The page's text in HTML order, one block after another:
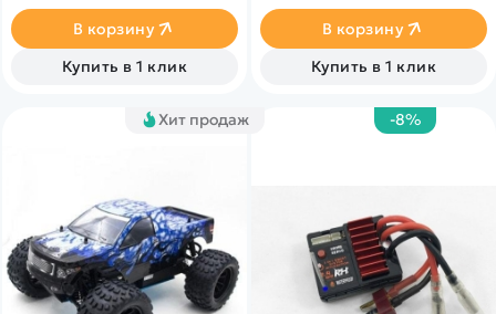
В корзину
Купить в 1 клик
дальность управления 80
метров, а расстояние на
которое может
транслировать камера - 30
В корзину
Купить в 1 клик
Хит продаж -8%